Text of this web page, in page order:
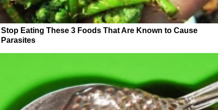
Stop Eating These 3 Foods That Are Known to Cause
Parasites